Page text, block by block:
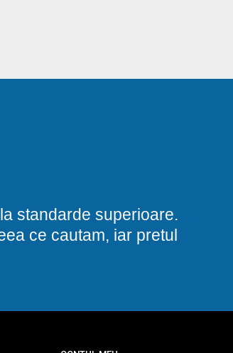
standarde superioare.
ce cautam, iar pretul